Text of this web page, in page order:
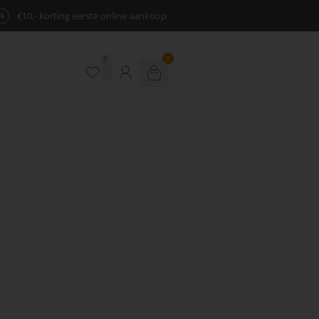
€10,- korting eerste online aankoop
0 0